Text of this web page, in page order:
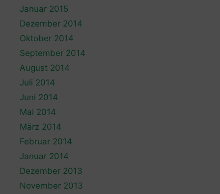
Januar 2015
Dezember 2014
Oktober 2014
September 2014
August 2014
Juli 2014
Juni 2014
Mai 2014
März 2014
Februar 2014
Januar 2014
Dezember 2013
November 2013